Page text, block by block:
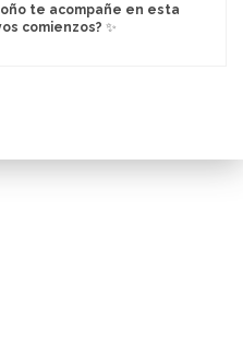
te acompañe en esta
comienzos? ✨